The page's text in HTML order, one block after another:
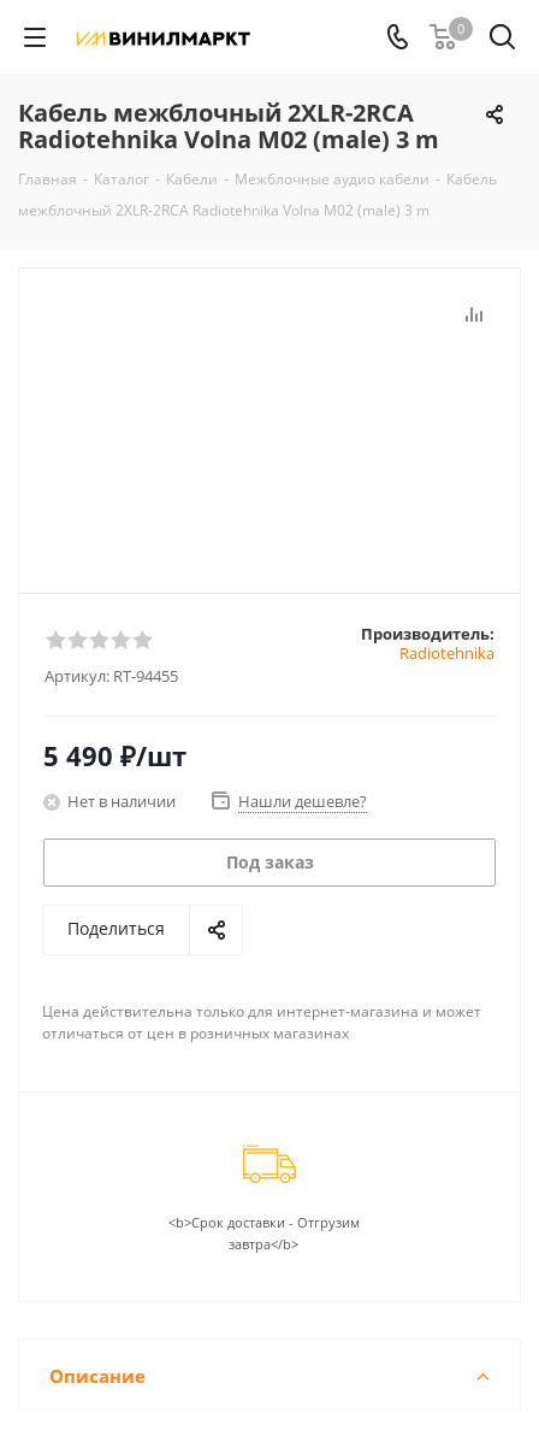
0
Кабель межблочный 2XLR-2RCA
Radiotehnika Volna M02 (male) 3 m
Главная - Каталог - Кабели - Межблочные аудио кабели - Кабель
межблочный 2XLR-2RCA Radiotehnika Volna M02 (male) 3 m
Артикул: RT-94455
Производитель:
Radiotehnika
5 490 ₽/шт
Нет в наличии Нашли дешевле?
Под заказ
Поделиться
Цена действительна только для интернет-магазина и может
отличаться от цен в розничных магазинах
<b>Срок доставки - Отгрузим
завтра</b>
Описание